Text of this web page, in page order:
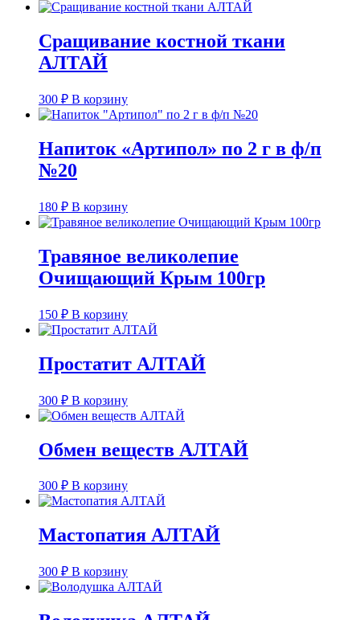
Сращивание костной ткани
АЛТАЙ
300 ₽ В корзину
Напиток «Артипол» по 2 г в ф/п
№20
180 ₽ В корзину
Травяное великолепие
Очищающий Крым 100гр
150 ₽ В корзину
Простатит АЛТАЙ
300 ₽ В корзину
Обмен веществ АЛТАЙ
300 ₽ В корзину
Мастопатия АЛТАЙ
300 ₽ В корзину